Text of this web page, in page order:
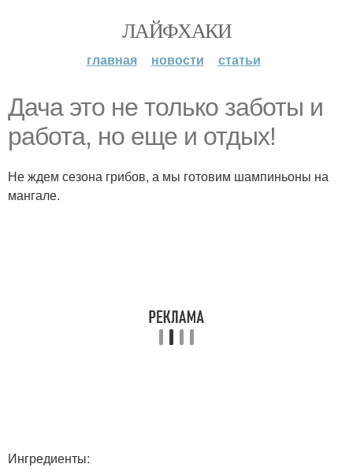
ЛАЙФХАКИ
главная новости статьи
Дача это не только заботы и
работа, но еще и отдых!
Не ждем сезона грибов, а мы готовим шампиньоны на
мангале.
Ингредиенты: